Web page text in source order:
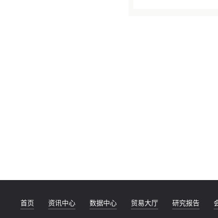
首页 资讯中心 数据中心 贸易大厅 研究报告